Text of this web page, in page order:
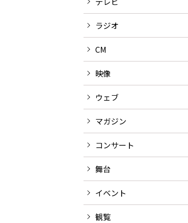
ラジオ
CM
映像
ウェブ
マガジン
コンサート
舞台
イベント
観覧